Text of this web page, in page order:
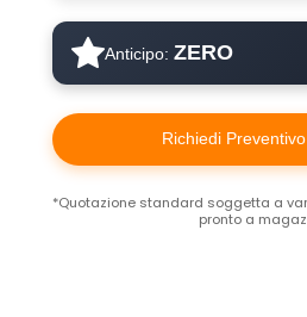
Anticipo: ZERO
Richiedi
*Quotazione standard soggetta a
pronto a